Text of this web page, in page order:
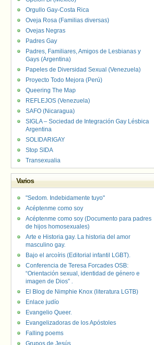
Orgullo Gay-Costa Rica
Oveja Rosa (Familias diversas)
Ovejas Negras
Padres Gay
Padres, Familiares, Amigos de Lesbianas y
Gays (Argentina)
Papeles de Diversidad Sexual (Venezuela)
Proyecto Todo Mejora (Perú)
Queering The Map
REFLEJOS (Venezuela)
SAFO (Nicaragua)
SIGLA – Sociedad de Integración Gay Lésbica
Argentina
SOLIDARIGAY
Stop SIDA
Transexualia
Varios
"Sedom. Indebidamente tuyo"
Acéptenme como soy
Acéptenme como soy (Documento para padres
de hijos homosexuales)
Arte e Historia gay. La historia del amor
masculino gay.
Bajo el arcoíris (Editorial infantil LGBT).
Conferencia de Teresa Forcades OSB:
“Orientación sexual, identidad de género e
imagen de Dios” .
El Blog de Nimphie Knox (literatura LGTB)
Enlace judío
Evangelio Queer.
Evangelizadoras de los Apóstoles
Falling poems
Grupos de Jesús